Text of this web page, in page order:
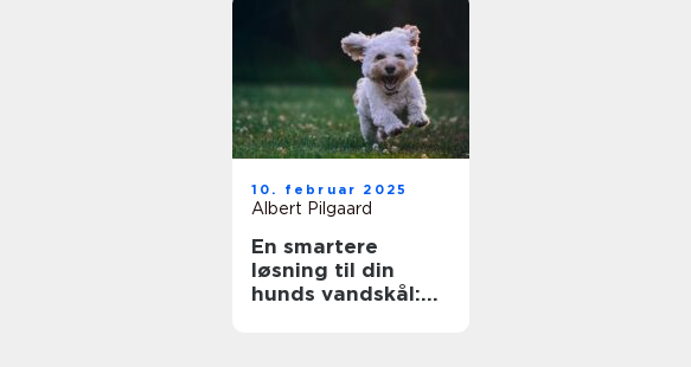
10. februar 2025
Albert Pilgaard
En smartere
løsning til din
hunds vandskål: